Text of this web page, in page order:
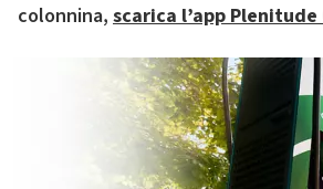
colonnina, scarica l’app Plenitude